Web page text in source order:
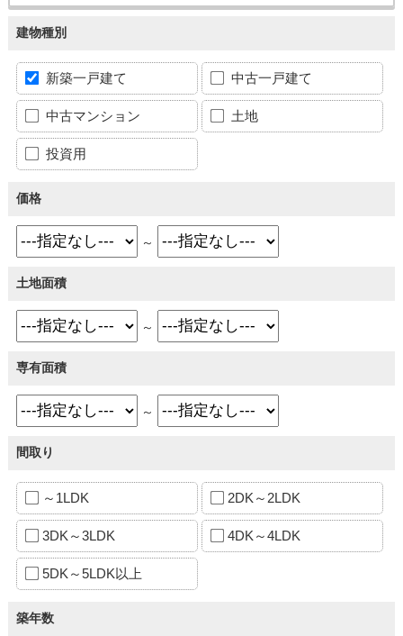
建物種別
新築一戸建て 中古一戸建て
中古マンション 土地
投資用
価格
～
土地面積
～
専有面積
～
間取り
～1LDK 2DK～2LDK
3DK～3LDK 4DK～4LDK
5DK～5LDK以上
築年数